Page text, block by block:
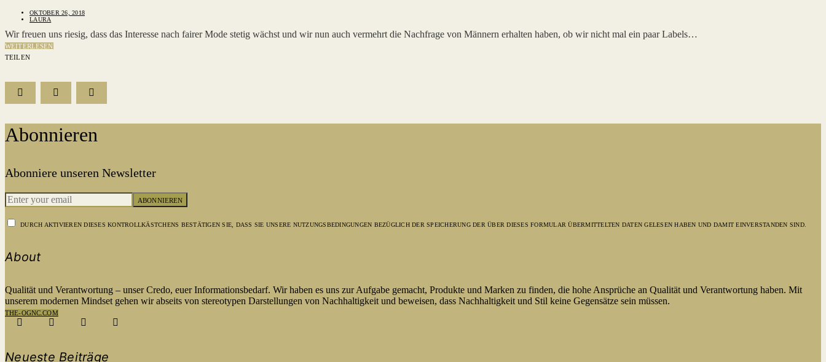
OKTOBER 26, 2018
LAURA
Wir freuen uns riesig, dass das Interesse nach fairer Mode stetig wächst und wir nun auch vermehrt die Nachfrage von Männern erhalten haben, ob wir nicht mal ein paar Labels…
WEITERLESEN
TEILEN
Abonnieren
Abonniere unseren Newsletter
ABONNIEREN
DURCH AKTIVIEREN DIESES KONTROLLKÄSTCHENS BESTÄTIGEN SIE, DASS SIE UNSERE NUTZUNGSBEDINGUNGEN BEZÜGLICH DER SPEICHERUNG DER ÜBER DIESES FORMULAR ÜBERMITTELTEN DATEN GELESEN HABEN UND DAMIT EINVERSTANDEN SIND.
About
Qualität und Verantwortung – unser Credo, euer Informationsbedarf. Wir haben es uns zur Aufgabe gemacht, Produkte und Marken zu finden, die hohe Ansprüche an Qualität und Verantwortung haben. Mit
unserem modernen Mindset gehen wir abseits von stereotypen Darstellungen von Nachhaltigkeit und beweisen, dass Nachhaltigkeit und Stil keine Gegensätze sein müssen.
THE-OGNC.COM
Neueste Beiträge